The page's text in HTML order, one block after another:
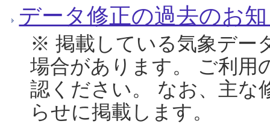
データ修正の過去のお
※ 掲載している気象デー
場合があります。 ご利用
認ください。 なお、主な
らせに掲載します。